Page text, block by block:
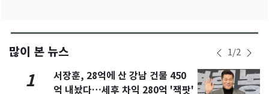
많이 본 뉴스 1/2
1
서장훈, 28억에 산 강남 건물 450
억 내놨다…세후 차익 280억 '잭팟'